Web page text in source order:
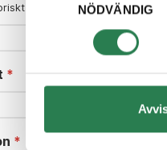
NÖDVÄNDIG
om du har ett företag.
*
*